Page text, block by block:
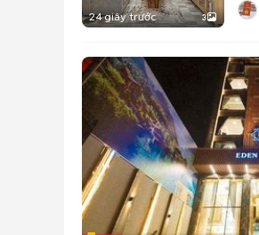
24 giây trước 3